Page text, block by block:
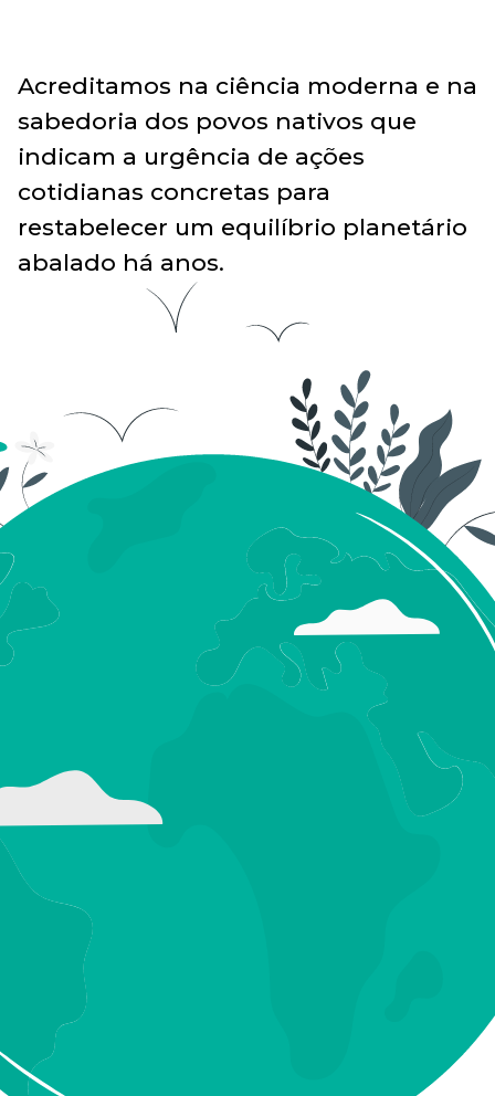
Acreditamos na ciência moderna e na
sabedoria dos povos nativos que
indicam a urgência de ações
cotidianas concretas para
restabelecer um equilíbrio planetário
abalado há anos.